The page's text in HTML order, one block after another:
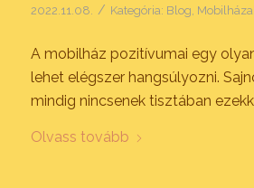
2022.11.08. / Kategória: Blog,
A mobilház pozitívumai egy
lehet elégszer hangsúlyozni.
mindig nincsenek tisztában
Olvass tovább